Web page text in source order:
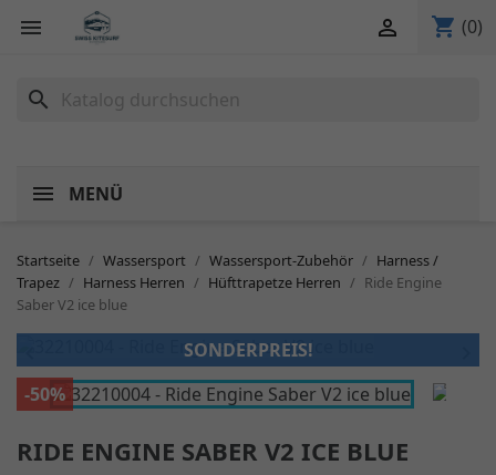
 shopping_cart (0)

search
MENÜ
Startseite Wassersport Wassersport-Zubehör
Harness /
Trapez
Harness Herren Hüfttrapetze Herren
Ride Engine
Saber V2 ice blue
SONDERPREIS!
-50%
RIDE ENGINE SABER V2 ICE BLUE